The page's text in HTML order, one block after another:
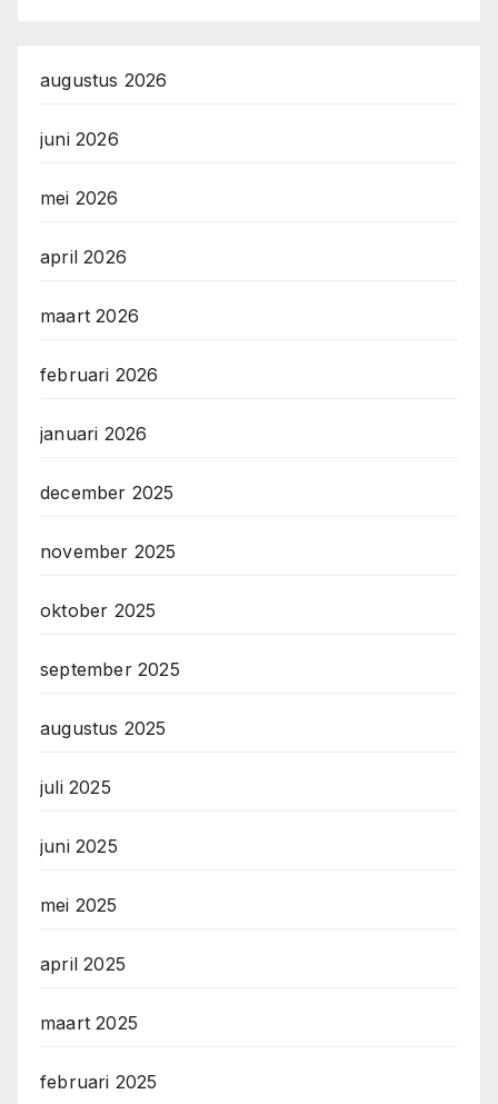
augustus 2026
juni 2026
mei 2026
april 2026
maart 2026
februari 2026
januari 2026
december 2025
november 2025
oktober 2025
september 2025
augustus 2025
juli 2025
juni 2025
mei 2025
april 2025
maart 2025
februari 2025